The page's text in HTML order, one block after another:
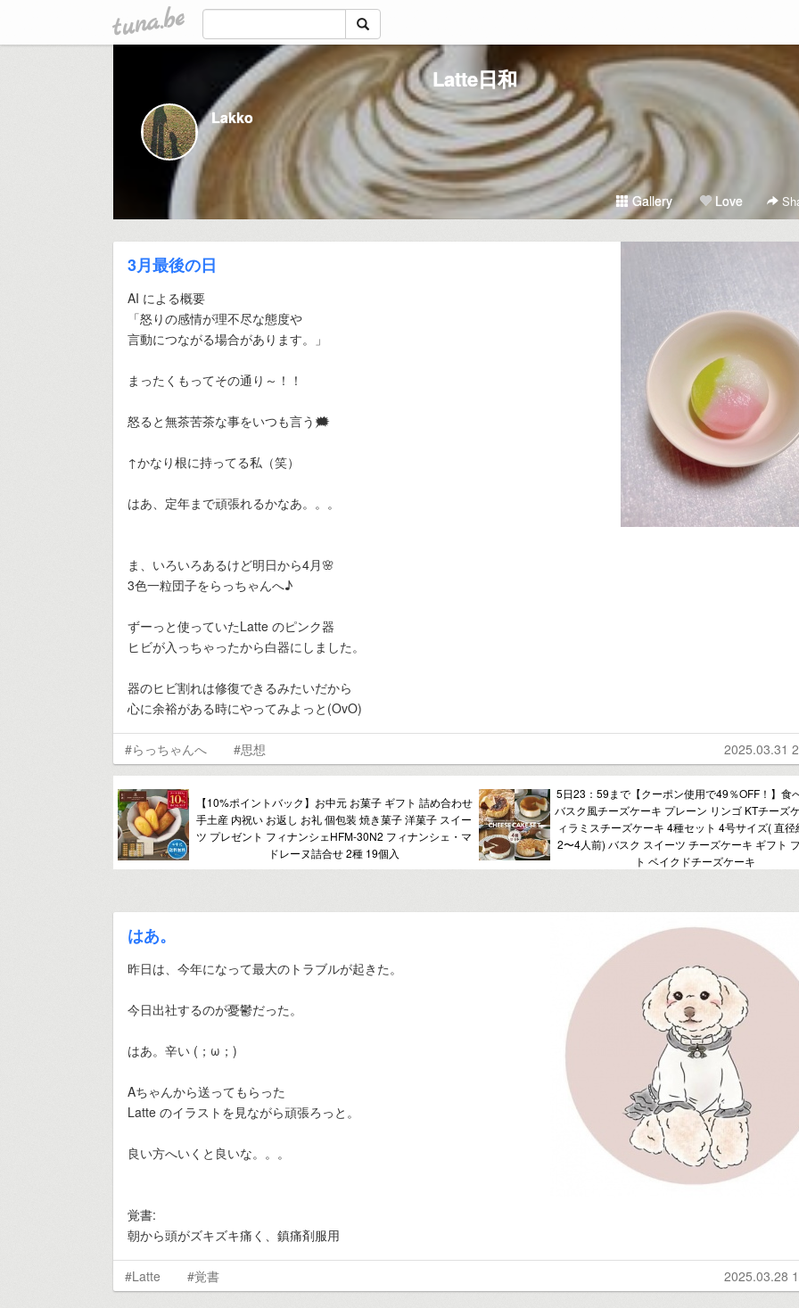
tuna.be
Latte日和
Lakko
Gallery Love
3月最後の日
AI による概要
「怒りの感情が理不尽な態度や
言動につながる場合があります。」
まったくもってその通り～！！
怒ると無茶苦茶な事をいつも言う🗯️
↑かなり根に持ってる私（笑）
はあ、定年まで頑張れるかなあ。。。
ま、いろいろあるけど明日から4月🌸
3色一粒団子をらっちゃんへ♪
ずーっと使っていたLatte のピンク器
ヒビが入っちゃったから白器にしました。
器のヒビ割れは修復できるみたいだから
心に余裕がある時にやってみよっと(OvO)
#らっちゃんへ #思想 2025.03.31
【10%ポイントバック】お中元 お菓子 ギフト 詰め合わせ
手土産 内祝い お返し お礼 個包装 焼き菓子 洋菓子 スイー
ツ プレゼント フィナンシェHFM-30N2 フィナンシェ・マ
ドレーヌ詰合せ 2種 19個入
5日23：59まで【クーポン使用で49％OFF！】食
バスク風チーズケーキ プレーン リンゴ KTチーズ
ィラミスチーズケーキ 4種セット 4号サイズ( 直
2〜4人前) バスク スイーツ チーズケーキ ギフト
ト ベイクドチーズケーキ
はあ。
昨日は、今年になって最大のトラブルが起きた。
今日出社するのが憂鬱だった。
はあ。辛い (；ω；)
Aちゃんから送ってもらった
Latte のイラストを見ながら頑張ろっと。
良い方へいくと良いな。。。
覚書:
朝から頭がズキズキ痛く、鎮痛剤服用
#Latte #覚書 2025.03.28